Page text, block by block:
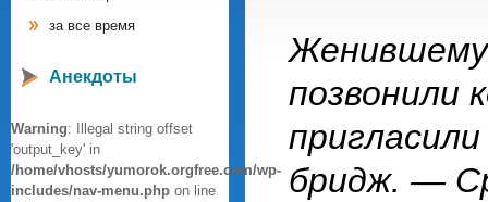
за все время
Анекдоты
Warning: Illegal string offset
'output_key' in
/home/vhosts/yumorok.orgfree.com/wp-
includes/nav-menu.php on line
позвонили
бридж. —